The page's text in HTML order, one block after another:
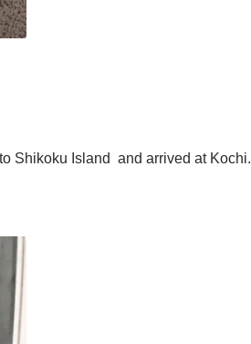
Shikoku Island and arrived at Kochi.